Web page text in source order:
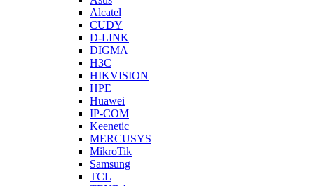
Alcatel
CUDY
D-LINK
DIGMA
H3C
HIKVISION
HPE
Huawei
IP-COM
Keenetic
MERCUSYS
MikroTik
Samsung
TCL